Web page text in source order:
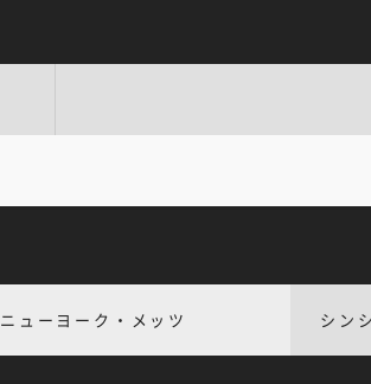
ニューヨーク・メッツ シン